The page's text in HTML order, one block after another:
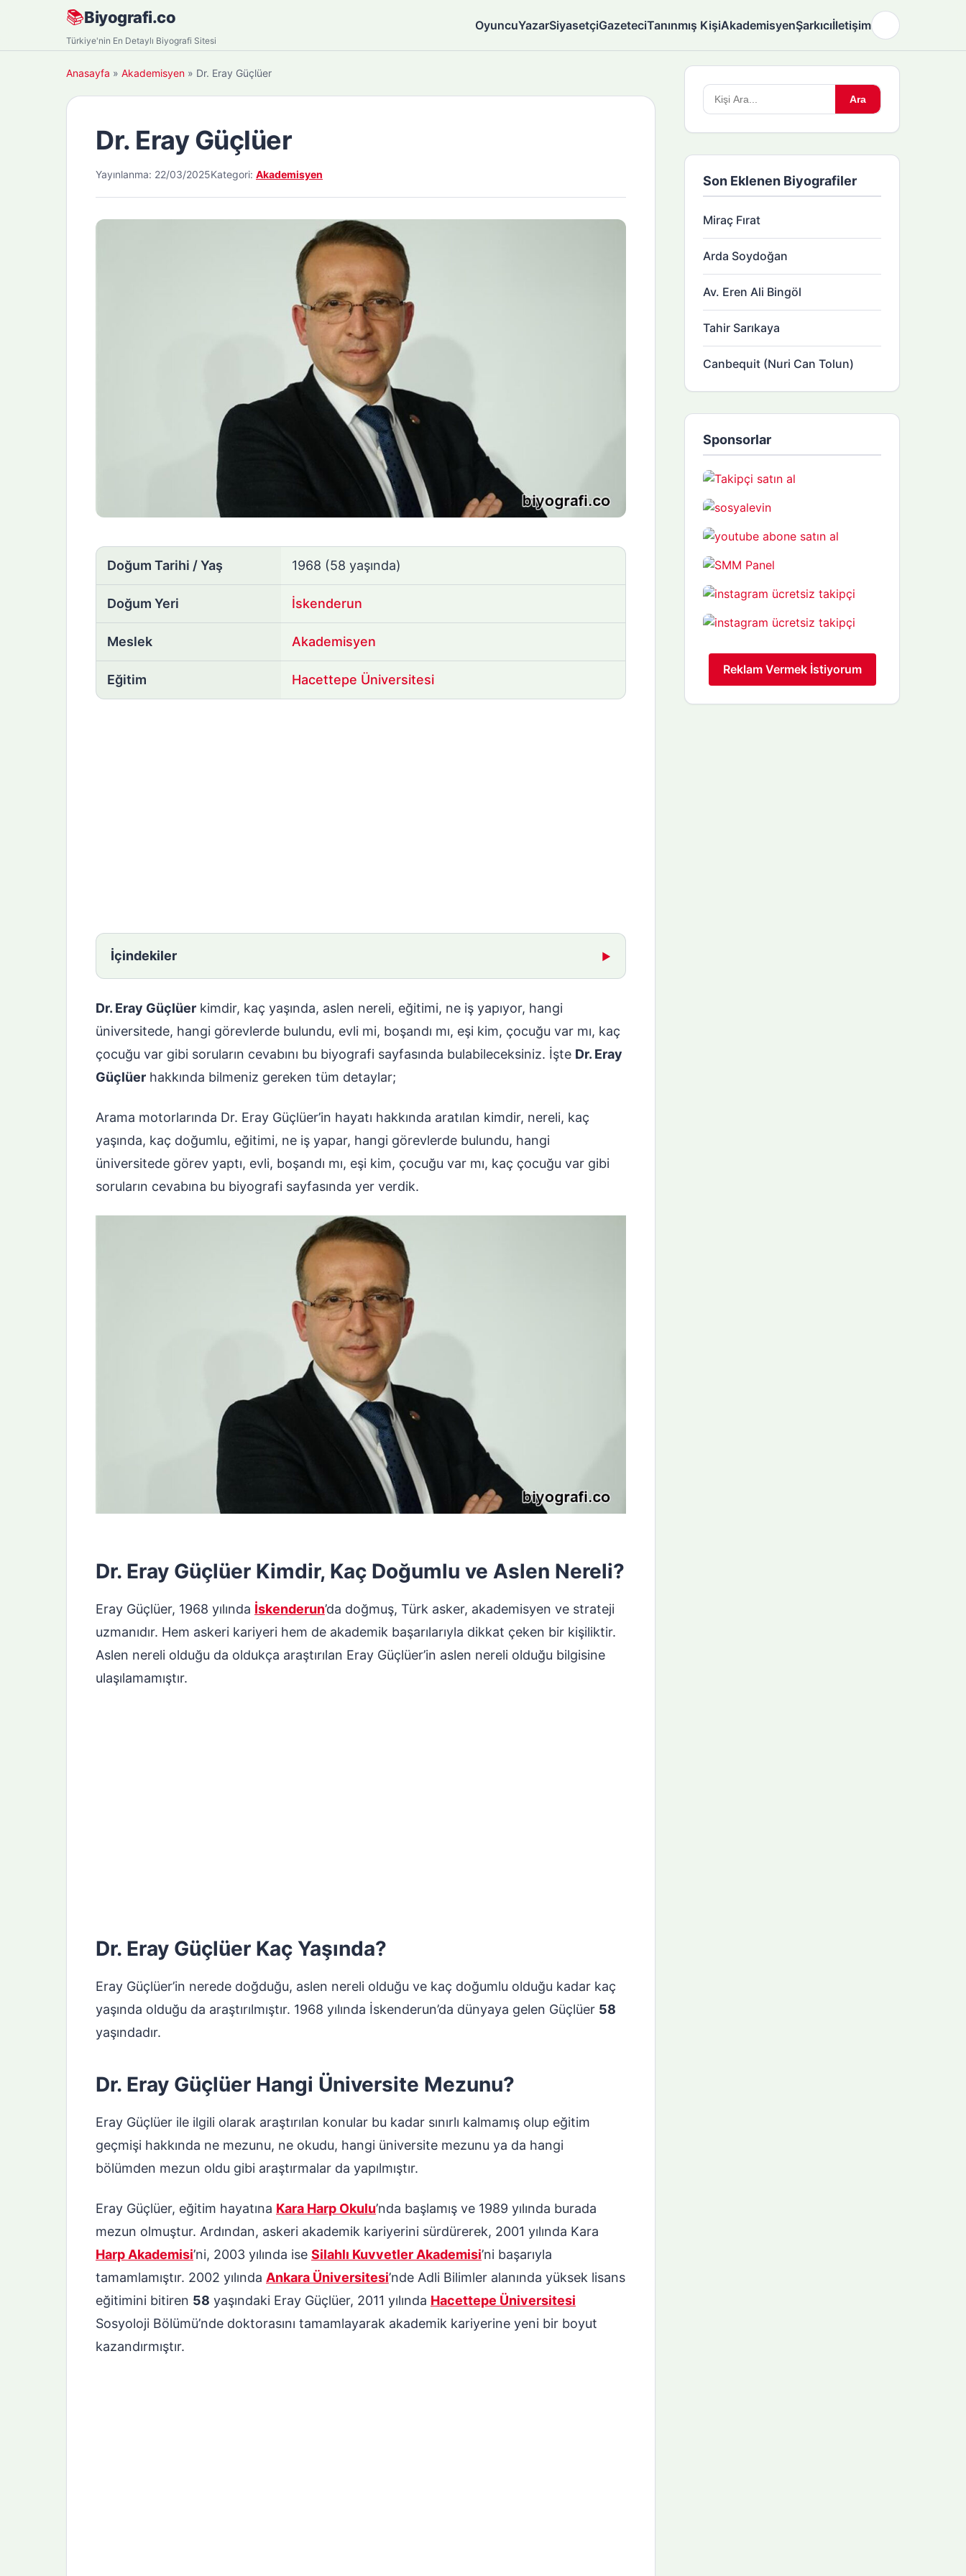
📚Biyografi.co
Türkiye'nin En Detaylı Biyografi Sitesi
OyuncuYazarSiyasetçiGazeteciTanınmış KişiAkademisyenŞarkıcıİletişim
Anasayfa » Akademisyen » Dr. Eray Güçlüer
Dr. Eray Güçlüer
Yayınlanma: 22/03/2025Kategori: Akademisyen
Doğum Tarihi / Yaş 1968 (58 yaşında)
Doğum Yeri İskenderun
Meslek Akademisyen
Eğitim Hacettepe Üniversitesi
İçindekiler ▶
Dr. Eray Güçlüer kimdir, kaç yaşında, aslen nereli, eğitimi, ne iş yapıyor, hangi
üniversitede, hangi görevlerde bulundu, evli mi, boşandı mı, eşi kim, çocuğu var mı, kaç
çocuğu var gibi soruların cevabını bu biyografi sayfasında bulabileceksiniz. İşte Dr. Eray
Güçlüer hakkında bilmeniz gereken tüm detaylar;
Arama motorlarında Dr. Eray Güçlüer’in hayatı hakkında aratılan kimdir, nereli, kaç
yaşında, kaç doğumlu, eğitimi, ne iş yapar, hangi görevlerde bulundu, hangi
üniversitede görev yaptı, evli, boşandı mı, eşi kim, çocuğu var mı, kaç çocuğu var gibi
soruların cevabına bu biyografi sayfasında yer verdik.
Dr. Eray Güçlüer Kimdir, Kaç Doğumlu ve Aslen Nereli?
Eray Güçlüer, 1968 yılında İskenderun’da doğmuş, Türk asker, akademisyen ve strateji
uzmanıdır. Hem askeri kariyeri hem de akademik başarılarıyla dikkat çeken bir kişiliktir.
Aslen nereli olduğu da oldukça araştırılan Eray Güçlüer’in aslen nereli olduğu bilgisine
ulaşılamamıştır.
Dr. Eray Güçlüer Kaç Yaşında?
Eray Güçlüer’in nerede doğduğu, aslen nereli olduğu ve kaç doğumlu olduğu kadar kaç
yaşında olduğu da araştırılmıştır. 1968 yılında İskenderun’da dünyaya gelen Güçlüer 58
yaşındadır.
Dr. Eray Güçlüer Hangi Üniversite Mezunu?
Eray Güçlüer ile ilgili olarak araştırılan konular bu kadar sınırlı kalmamış olup eğitim
geçmişi hakkında ne mezunu, ne okudu, hangi üniversite mezunu ya da hangi
bölümden mezun oldu gibi araştırmalar da yapılmıştır.
Eray Güçlüer, eğitim hayatına Kara Harp Okulu’nda başlamış ve 1989 yılında burada
mezun olmuştur. Ardından, askeri akademik kariyerini sürdürerek, 2001 yılında Kara
Harp Akademisi’ni, 2003 yılında ise Silahlı Kuvvetler Akademisi’ni başarıyla
tamamlamıştır. 2002 yılında Ankara Üniversitesi’nde Adli Bilimler alanında yüksek lisans
eğitimini bitiren 58 yaşındaki Eray Güçlüer, 2011 yılında Hacettepe Üniversitesi
Sosyoloji Bölümü’nde doktorasını tamamlayarak akademik kariyerine yeni bir boyut
kazandırmıştır.
Arama
yapın:
Ara
Son Eklenen Biyografiler
Miraç Fırat
Arda Soydoğan
Av. Eren Ali Bingöl
Tahir Sarıkaya
Canbequit (Nuri Can Tolun)
Sponsorlar
Reklam Vermek İstiyorum